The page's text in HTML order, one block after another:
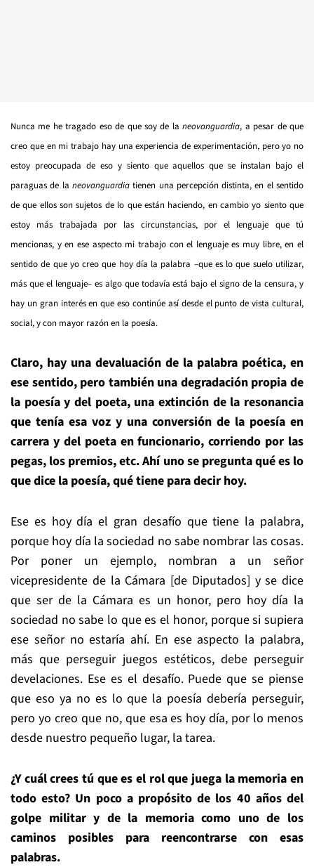
Nunca me he tragado eso de que soy de laneovanguardia, a pesar de que
creo que en mi trabajo hay una experiencia de experimentación, pero yo no
estoy preocupada de eso y siento que aquellos que se instalan bajo el
paraguas de la neovanguardiatienen una percepción distinta, en el sentido
de que ellos son sujetos de lo que están haciendo, en cambio yo siento que
estoy más trabajada por las circunstancias, por el lenguaje que tú
mencionas, y en ese aspecto mi trabajo con el lenguaje es muy libre, en el
sentido de que yo creo que hoy día la palabra –que es lo que suelo utilizar,
más que el lenguaje– es algo que todavía está bajo el signo de la censura, y
hay un gran interés en que eso continúe así desde el punto de vista cultural,
social, y con mayor razón en la poesía.
Claro, hay una devaluación de la palabra poética, en
ese sentido, pero también una degradación propia de
la poesía y del poeta, una extinción de la resonancia
que tenía esa voz y una conversión de la poesía en
carrera y del poeta en funcionario, corriendo por las
pegas, los premios, etc. Ahí uno se pregunta qué es lo
que dice la poesía, qué tiene para decir hoy.
Ese es hoy día el gran desafío que tiene la palabra,
porque hoy día la sociedad no sabe nombrar las cosas.
Por poner un ejemplo, nombran a un señor
vicepresidente de la Cámara [de Diputados] y se dice
que ser de la Cámara es un honor, pero hoy día la
sociedad no sabe lo que es el honor, porque si supiera
ese señor no estaría ahí. En ese aspecto la palabra,
más que perseguir juegos estéticos, debe perseguir
develaciones. Ese es el desafío. Puede que se piense
que eso ya no es lo que la poesía debería perseguir,
pero yo creo que no, que esa es hoy día, por lo menos
desde nuestro pequeño lugar, la tarea.
¿Y cuál crees tú que es el rol que juega la memoria en
todo esto? Un poco a propósito de los 40 años del
golpe militar y de la memoria como uno de los
caminos posibles para reencontrarse con esas
palabras.